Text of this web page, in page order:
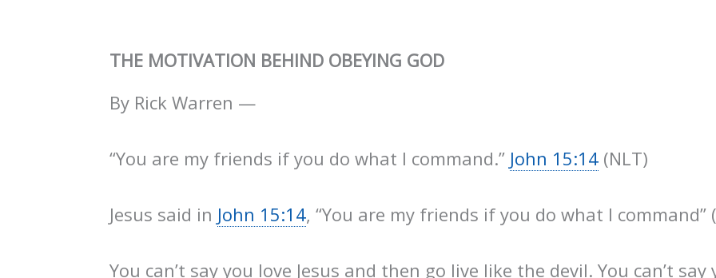
THE MOTIVATION BEHIND OBEYING GOD
By Rick Warren —
“You are my friends if you do what I command.” John 15:14 (NLT)
Jesus said in John 15:14, “You are my friends if you do what I command”
You can’t say you love Jesus and then go live like the devil. You can’t